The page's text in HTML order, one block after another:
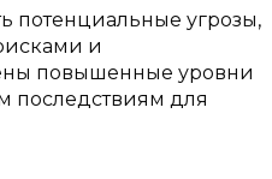
потенциальные угрозы,
и
повышенные уровни
последствиям для